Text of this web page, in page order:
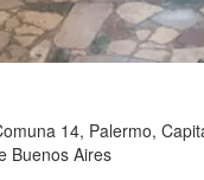
14, Palermo,
Buenos Aires